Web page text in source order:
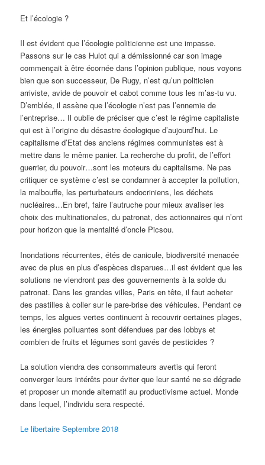
Et l’écologie ?
Il est évident que l’écologie politicienne est une impasse.
Passons sur le cas Hulot qui a démissionné car son image
commençait à être écornée dans l’opinion publique, nous voyons
bien que son successeur, De Rugy, n’est qu’un politicien
arriviste, avide de pouvoir et cabot comme tous les m’as-tu vu.
D’emblée, il assène que l’écologie n’est pas l’ennemie de
l’entreprise… Il oublie de préciser que c’est le régime capitaliste
qui est à l’origine du désastre écologique d’aujourd’hui. Le
capitalisme d’Etat des anciens régimes communistes est à
mettre dans le même panier. La recherche du profit, de l’effort
guerrier, du pouvoir…sont les moteurs du capitalisme. Ne pas
critiquer ce système c’est se condamner à accepter la pollution,
la malbouffe, les perturbateurs endocriniens, les déchets
nucléaires…En bref, faire l’autruche pour mieux avaliser les
choix des multinationales, du patronat, des actionnaires qui n’ont
pour horizon que la mentalité d’oncle Picsou.
Inondations récurrentes, étés de canicule, biodiversité menacée
avec de plus en plus d’espèces disparues…il est évident que les
solutions ne viendront pas des gouvernements à la solde du
patronat. Dans les grandes villes, Paris en tête, il faut acheter
des pastilles à coller sur le pare-brise des véhicules. Pendant ce
temps, les algues vertes continuent à recouvrir certaines plages,
les énergies polluantes sont défendues par des lobbys et
combien de fruits et légumes sont gavés de pesticides ?
La solution viendra des consommateurs avertis qui feront
converger leurs intérêts pour éviter que leur santé ne se dégrade
et proposer un monde alternatif au productivisme actuel. Monde
dans lequel, l’individu sera respecté.
Le libertaire Septembre 2018